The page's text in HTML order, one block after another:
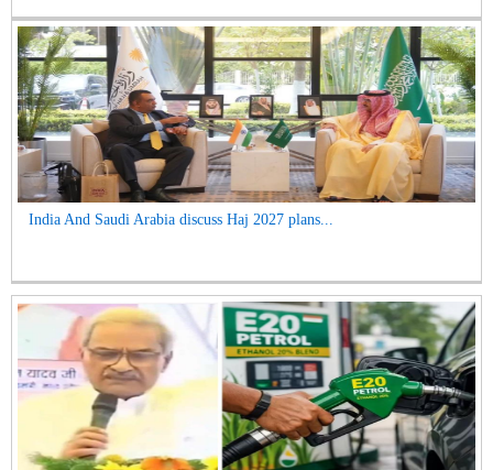
India And Saudi Arabia discuss Haj 2027 plans...